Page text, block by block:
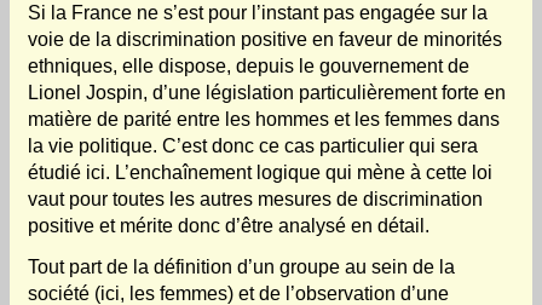
Si la France ne s’est pour l’instant pas engagée sur la
voie de la discrimination positive en faveur de minorités
ethniques, elle dispose, depuis le gouvernement de
Lionel Jospin, d’une législation particulièrement forte en
matière de parité entre les hommes et les femmes dans
la vie politique. C’est donc ce cas particulier qui sera
étudié ici. L’enchaînement logique qui mène à cette loi
vaut pour toutes les autres mesures de discrimination
positive et mérite donc d’être analysé en détail.
Tout part de la définition d’un groupe au sein de la
société (ici, les femmes) et de l’observation d’une